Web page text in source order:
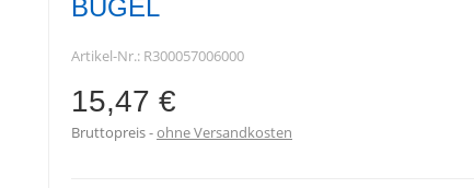
BÜGEL
Artikel-Nr.: R300057006000
15,47 €
Bruttopreis ohne Versandkosten